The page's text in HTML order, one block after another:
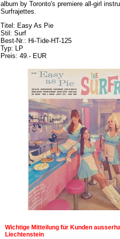
album by Toronto's premiere all-girl
Surfrajettes.
Titel: Easy As Pie
Stil: Surf
Best-Nr.: Hi-Tide-HT-125
Typ: LP
Preis: 49.- EUR
Wichtige Mitteilung für Kunden
Liechtenstein